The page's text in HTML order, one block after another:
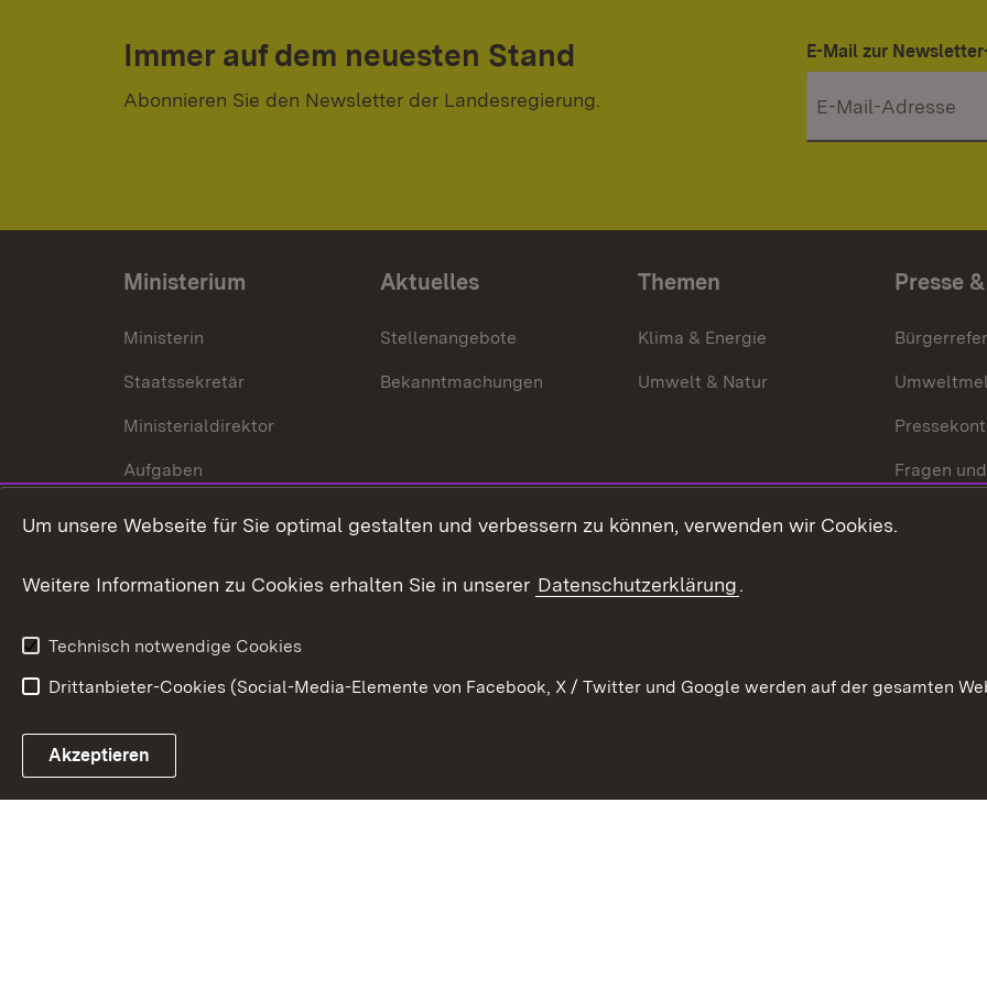
Immer auf dem neuesten Stand
Abonnieren Sie den Newsletter der Landesregierung.
E-Mail zur
Ministerium
Ministerin
Staatssekretär
Ministerialdirektor
Aufgaben
Internationale
Aktuelles
Stellenangebote
Bekanntmachungen
Themen
Klima & Energie
Umwelt & Natur
Presse
Fragen
Link zum Landesportal
Um unsere Webseite für Sie optimal gestalten und verbessern zu können, verwenden wir Cookies.
Weitere Informationen zu Cookies erhalten Sie in unserer Datenschutzerklärung.
Technisch notwendige Cookies
Drittanbieter-Cookies (Social-Media-Elemente von Facebook, X / Twitter und Google werden auf der gesamten
Akzeptieren